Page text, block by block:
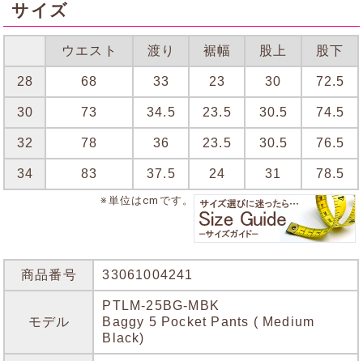
サイズ
ウエスト 渡り 裾幅 股上 股下
28 68 33 23 30 72.5
30 73 34.5 23.5 30.5 74.5
32 78 36 23.5 30.5 76.5
34 83 37.5 24 31 78.5
※単位はcmです。
商品番号 33061004241
モデル
PTLM-25BG-MBK
Baggy 5 Pocket Pants ( Medium
Black)